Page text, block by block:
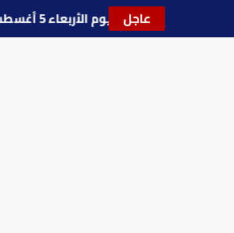
عاجل
حالة الطقس اليوم الأربعاء 5 أغسطس 2026.. استمرار انخفاض الحرارة وتحذيرات من الشبورة واضطراب الملاحة